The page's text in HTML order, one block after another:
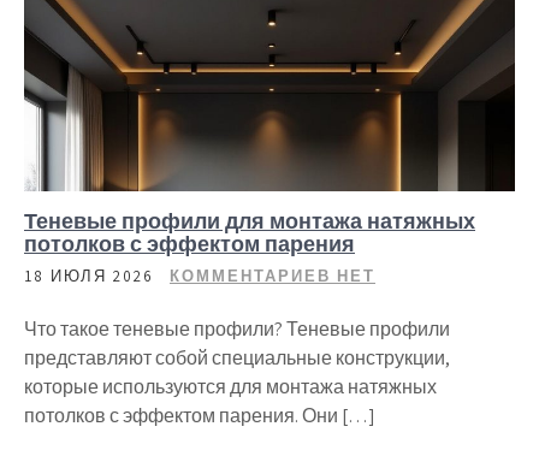
Теневые профили для монтажа натяжных
потолков с эффектом парения
18 ИЮЛЯ 2026 КОММЕНТАРИЕВ НЕТ
Что такое теневые профили? Теневые профили
представляют собой специальные конструкции,
которые используются для монтажа натяжных
потолков с эффектом парения. Они […]